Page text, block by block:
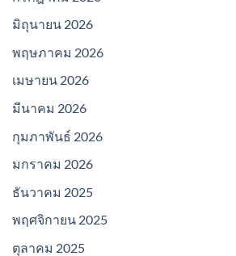
มิถุนายน 2026
พฤษภาคม 2026
เมษายน 2026
มีนาคม 2026
กุมภาพันธ์ 2026
มกราคม 2026
ธันวาคม 2025
พฤศจิกายน 2025
ตุลาคม 2025